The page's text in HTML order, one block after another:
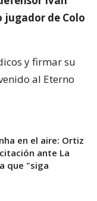
jugador de Colo
y firmar su
al Eterno
en el aire: Ortiz
ante La
que "siga